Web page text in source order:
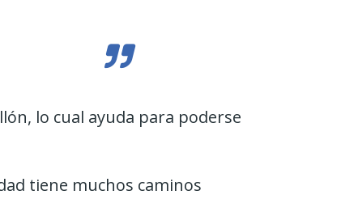
lo cual ayuda para poderse
tiene muchos caminos